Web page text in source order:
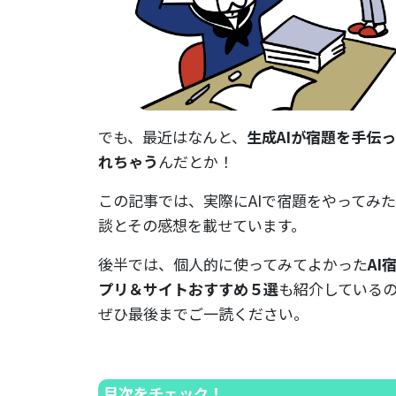
でも、最近はなんと、 生成AIが宿題を手伝
れちゃうんだとか！
この記事では、実際にAIで宿題をやってみ
談とその感想を載せています。
後半では、個人的に使ってみてよかったAI
プリ＆サイトおすすめ５選も紹介しているの
ぜひ最後までご一読ください。